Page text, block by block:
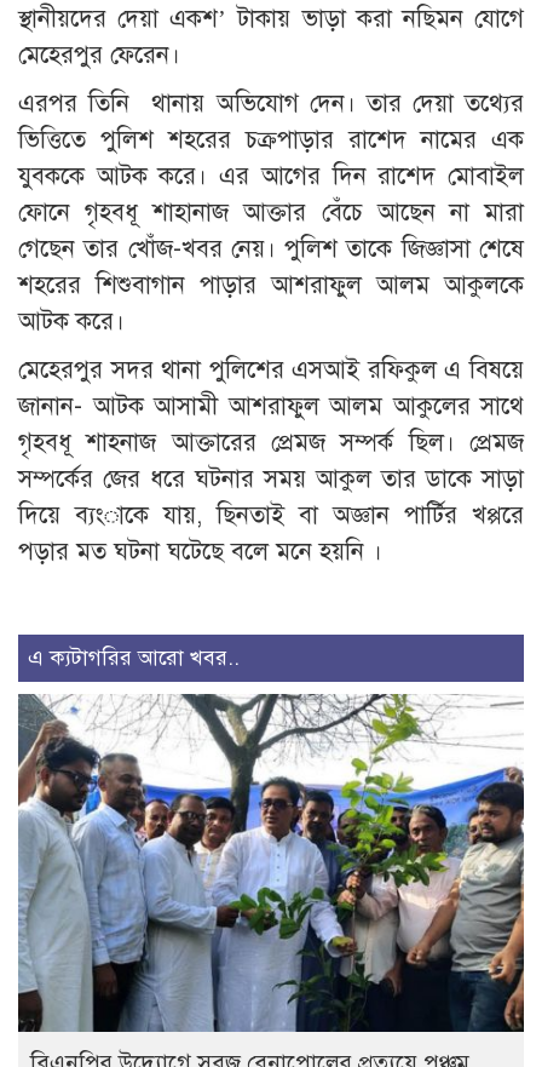
স্থানীয়দের দেয়া একশ’ টাকায় ভাড়া করা নছিমন যোগে
মেহেরপুর ফেরেন।
এরপর তিনি থানায় অভিযোগ দেন। তার দেয়া তথ্যের
ভিত্তিতে পুলিশ শহরের চক্রপাড়ার রাশেদ নামের এক
যুবককে আটক করে। এর আগের দিন রাশেদ মোবাইল
ফোনে গৃহবধূ শাহানাজ আক্তার বেঁচে আছেন না মারা
গেছেন তার খোঁজ-খবর নেয়। পুলিশ তাকে জিজ্ঞাসা শেষে
শহরের শিশুবাগান পাড়ার আশরাফুল আলম আকুলকে
আটক করে।
মেহেরপুর সদর থানা পুলিশের এসআই রফিকুল এ বিষয়ে
জানান- আটক আসামী আশরাফুল আলম আকুলের সাথে
গৃহবধূ শাহনাজ আক্তারের প্রেমজ সম্পর্ক ছিল। প্রেমজ
সম্পর্কের জের ধরে ঘটনার সময় আকুল তার ডাকে সাড়া
দিয়ে ব্যংাকে যায়, ছিনতাই বা অজ্ঞান পার্টির খপ্পরে
পড়ার মত ঘটনা ঘটেছে বলে মনে হয়নি ।
এ ক্যটাগরির আরো খবর..